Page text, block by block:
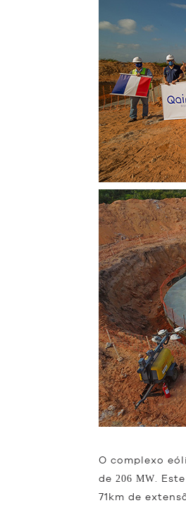
O complexo
de 206 MW.
71km de